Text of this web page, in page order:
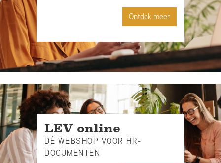
Ontdek meer
LEV online
DÉ WEBSHOP VOOR HR-
DOCUMENTEN